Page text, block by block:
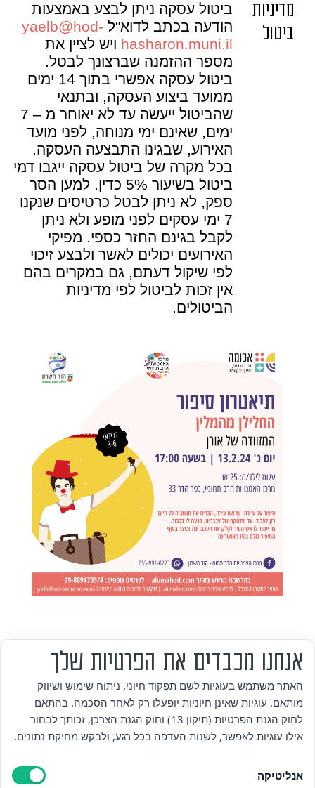
מדיניות
ביטול
ביטול עסקה ניתן לבצע באמצעות
הודעה בכתב לדוא"ל yaelb@hod-
hasharon.muni.il ויש לציין את
מספר ההזמנה שברצונך לבטל.
ביטול עסקה אפשרי בתוך 14 ימים
ממועד ביצוע העסקה, ובתנאי
שהביטול ייעשה עד לא יאוחר מ – 7
ימים, שאינם ימי מנוחה, לפני מועד
האירוע, שבגינו התבצעה העסקה.
בכל מקרה של ביטול עסקה ייגבו דמי
ביטול בשיעור 5% כדין. למען הסר
ספק, לא ניתן לבטל כרטיסים שנקנו
7 ימי עסקים לפני מופע ולא ניתן
לקבל בגינם החזר כספי. מפיקי
האירועים יכולים לאשר ולבצע זיכוי
לפי שיקול דעתם, גם במקרים בהם
אין זכות לביטול לפי מדיניות
הביטולים.
אזור אישי
מדיניות פרטיות
הצהרת נגישות
אנחנו מכבדים את הפרטיות שלך
האתר משתמש בעוגיות לשם תפקוד חיוני, ניתוח שימוש ושיווק
מותאם. עוגיות שאינן חיוניות יופעלו רק לאחר הסכמה. בהתאם
לחוק הגנת הפרטיות (תיקון 13) וחוק הגנת הצרכן, זכותך לבחור
אילו עוגיות לאפשר, לשנות העדפה בכל רגע, ולבקש מחיקת נתונים.
אנליטיקה